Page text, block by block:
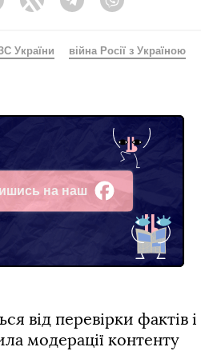
Twitter TelegramViber
України війна Росії з Україною
на наш
від перевірки фактів і
модерації контенту